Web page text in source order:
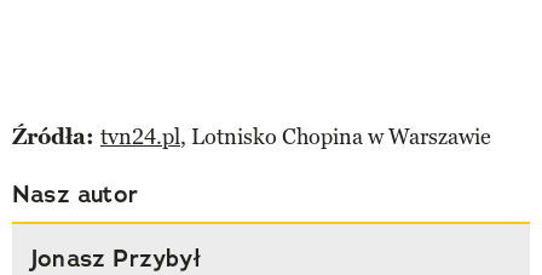
Źródła: tvn24.pl, Lotnisko Chopina w Warszawie
Nasz autor
Jonasz Przybył